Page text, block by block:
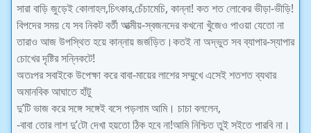
সারা বাড়ি জুড়েই কোলাহল,চিৎকার,চেঁচামেচি, কান্না! কত শত লোকের ভীড়া-ভীড়ি!
বিপদের সময় যে সব নিকট বর্তী আত্মীয়-স্বজনদের কখনো খুঁজেও পাওয়া যেতো না
তারাও আজ উপস্থিত হয়ে কান্নায় জর্জড়িত।কতই না অদ্ভুত সব ব্যাপার-স্যাপার
চোখের দৃষ্টির সন্নিকটে!
অতঃপর সবাইকে উপেক্ষা করে বাবা-মায়ের লাশের সম্মুখে এসেই শতশত ব্যথার
অমানবিক আঘাতে হাঁটু
দু’টি ভাজ করে সঙ্গে সঙ্গেই বসে পড়লাম আমি। চাচা বললেন,
-বাবা তোর লাশ দু’টো দেখা হয়তো ঠিক হবে না!আমি নিশ্চিত তুই সইতে পারবি না।